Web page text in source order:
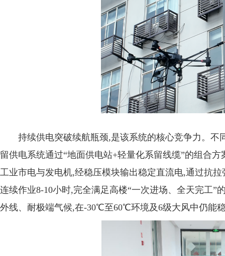
持续供电突破续航瓶颈,是该系统的核心竞争力。
留供电系统通过“地面供电站+轻量化系留线缆”的组合
工业市电与发电机,经稳压模块输出稳定直流电,通过抗
连续作业8-10小时,完全满足高楼“一次进场、全天完工
外线、耐极端气候,在-30℃至60℃环境及6级大风中仍能